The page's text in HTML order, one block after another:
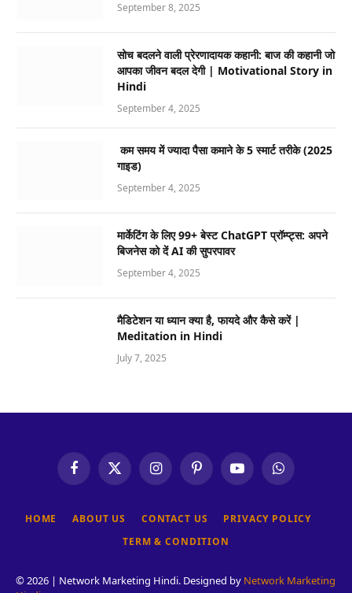
September 8, 2025
सोच बदलने वाली प्रेरणादायक कहानी: बाज की कहानी जो
आपका जीवन बदल देगी | Motivational Story in
Hindi
September 4, 2025
कम समय में ज्यादा पैसा कमाने के 5 स्मार्ट तरीके (2025
गाइड)
September 4, 2025
मार्केटिंग के लिए 99+ बेस्ट ChatGPT प्रॉम्प्ट्स: अपने
बिजनेस को दें AI की सुपरपावर
September 4, 2025
मैडिटेशन या ध्यान क्या है, फायदे और कैसे करें |
Meditation in Hindi
July 7, 2025
FacebookX
(Twitter)
InstagramPinterestYouTubeWhatsApp
HOME ABOUT US CONTACT US
PRIVACY POLICY
TERM & CONDITION
© 2026 | Network Marketing Hindi. Designed by Network Marketing